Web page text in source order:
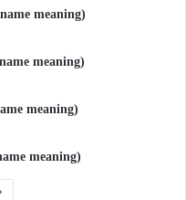
name meaning)
name meaning)
meaning)
name meaning)
Next